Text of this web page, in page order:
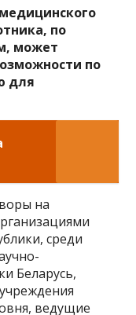
по
может
по
для
на
среди
Беларусь,
ведущие